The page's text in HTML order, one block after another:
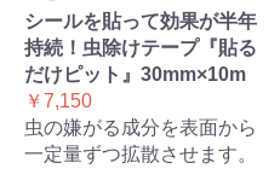
シールを貼って効果が半年
持続！虫除けテープ『貼る
だけピット』30mm×10m
￥7,150
虫の嫌がる成分を表面から
一定量ずつ拡散させます。